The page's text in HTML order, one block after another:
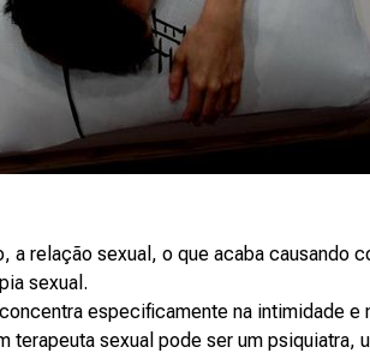
relação sexual, o que acaba causando
sexual.
especificamente na intimidade e
terapeuta sexual pode ser um psiquiatra,